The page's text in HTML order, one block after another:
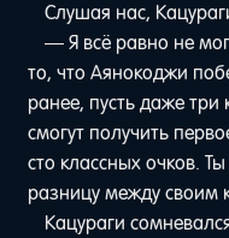
Слушая нас,
— Я всё равно не
то, что Аянокоджи
ранее, пусть даже
смогут получить
сто классных очков.
разницу между своим
Кацураги